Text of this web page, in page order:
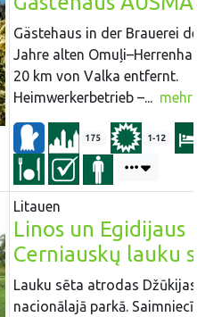
Gästehaus in der Brauerei
Jahre alten
20 km von Valka entfernt.
Heimwerkerbetrieb –... mehr
175 1-12
Litauen
Linos un Egidijaus
Cerniauskų lauku
Lauku sēta atrodas Džūkijas
nacionālajā parkā.